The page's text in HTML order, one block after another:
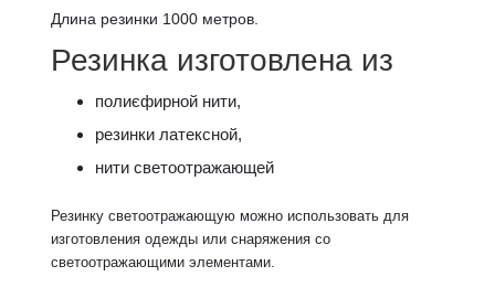
Длина резинки 1000 метров.
Резинка изготовлена из
полиєфирной нити,
резинки латексной,
нити светоотражающей
Резинку светоотражающую можно использовать для
изготовления одежды или снаряжения со
светоотражающими элементами.